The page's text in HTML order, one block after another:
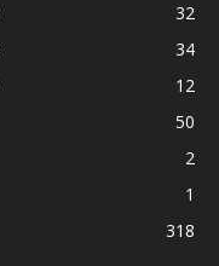
32
34
12
50
2
1
318